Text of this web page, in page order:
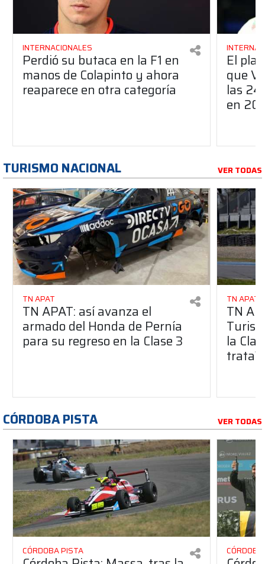
INTERNACIONALES
Perdió su butaca en la F1 en
manos de Colapinto y ahora
reaparece en otra categoría
El
que
las
en
TURISMO NACIONAL VER TODAS
TN APAT
TN APAT: así avanza el
armado del Honda de Pernía
para su regreso en la Clase 3
TN APAT
TN
la
trata?
CÓRDOBA PISTA VER TODAS
CÓRDOBA PISTA